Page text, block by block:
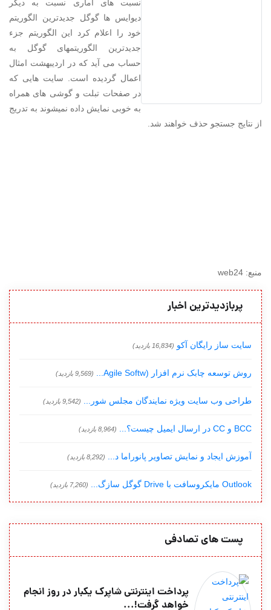
نسبت های آماری نسبت به دیگر
دیوایس ها گوگل جدیدترین الگوریتم
خود را اعلام کرد این الگوریتم جزء
جدیدترین الگوریتمهای گوگل به
حساب می آید که در اردیبهشت امثال
اعمال گردیده است. سایت هایی که
در صفحات تبلت و گوشی های همراه
به خوبی نمایش داده نمیشوند به تدریج
از نتایج جستجو حذف خواهند شد.
منبع: web24
پربازدیدترین اخبار
سایت ساز رایگان آکو (16,834 بازدید)
روش توسعه چابک نرم افزار (Agile Softw... (9,569 بازدید)
طراحی وب سایت ویژه نمایندگان مجلس شور... (9,542 بازدید)
BCC و CC در ارسال ایمیل چیست؟... (8,964 بازدید)
آموزش ایجاد و نمایش تصاویر پانوراما د... (8,292 بازدید)
Outlook مایکروسافت با Drive گوگل سازگ... (7,260 بازدید)
پست های تصادفی
پرداخت اینترنتی شاپرک یکبار در روز انجام
خواهد گرفت!...